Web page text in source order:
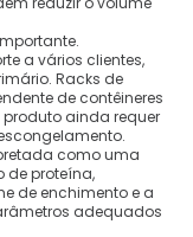
a vários clientes,
Racks de
de contêineres
ainda requer
como uma
de proteína,
de enchimento e a
adequados